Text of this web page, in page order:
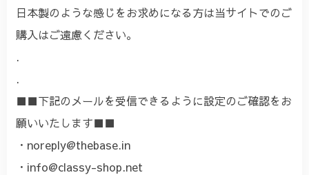
日本製のような感じをお求めになる方は当サイトでのご
購入はご遠慮ください。
.
.
■■下記のメールを受信できるように設定のご確認をお
願いいたします■■
・ noreply@thebase.in
・ info@classy-shop.net